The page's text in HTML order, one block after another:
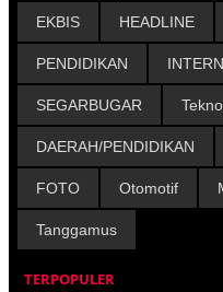
EKBIS HEADLINE
PENDIDIKAN
SEGARBUGAR
DAERAH/PENDIDIKAN
FOTO Otomotif
Tanggamus
TERPOPULER